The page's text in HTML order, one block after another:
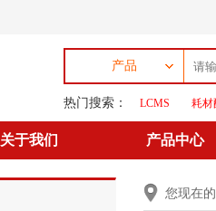
产品
热门搜索： LCMS 耗材
关于我们 产品中心
您现在